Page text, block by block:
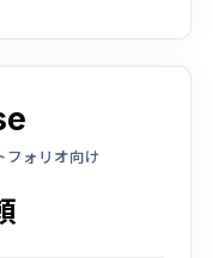
フォリオ向け